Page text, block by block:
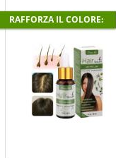
RAFFORZA IL COLORE: